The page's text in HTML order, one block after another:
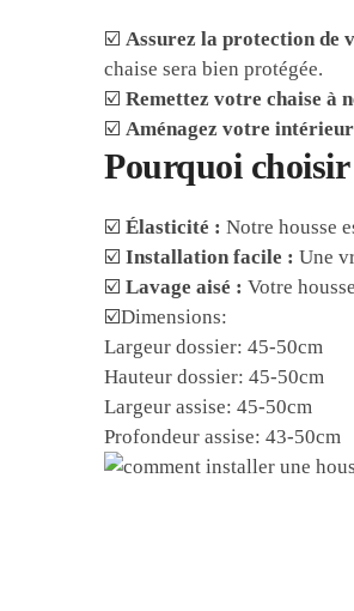
☑️Assurez la protection de
chaise sera bien protégée.
☑️Remettez votre chaise à
☑️Aménagez votre
Pourquoi choisir
☑️Élasticité : Notre housse
☑️Installation facile : Une
☑️Lavage aisé : Votre
☑️Dimensions:
Largeur dossier: 45-50cm
Hauteur dossier: 45-50cm
Largeur assise: 45-50cm
Profondeur assise: 43-50cm